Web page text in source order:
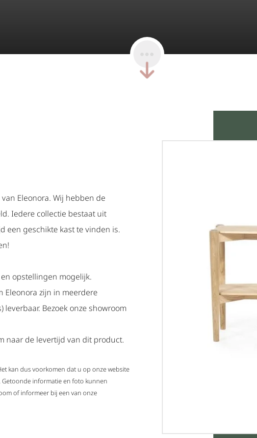
Eleonora. Wij hebben de
Iedere collectie bestaat uit
een geschikte kast te vinden is.
opstellingen mogelijk.
Eleonora zijn in meerdere
Bezoek onze showroom
naar de levertijd van dit product.
kan dus voorkomen dat u op onze website
informatie en foto kunnen
of informeer bij een van onze